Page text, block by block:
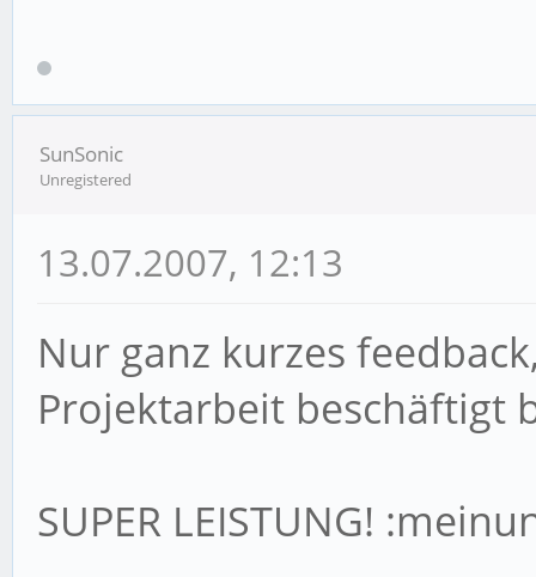
SunSonic
Unregistered
13.07.2007, 12:13
Nur ganz kurzes
Projektarbeit beschäftigt
SUPER LEISTUNG!